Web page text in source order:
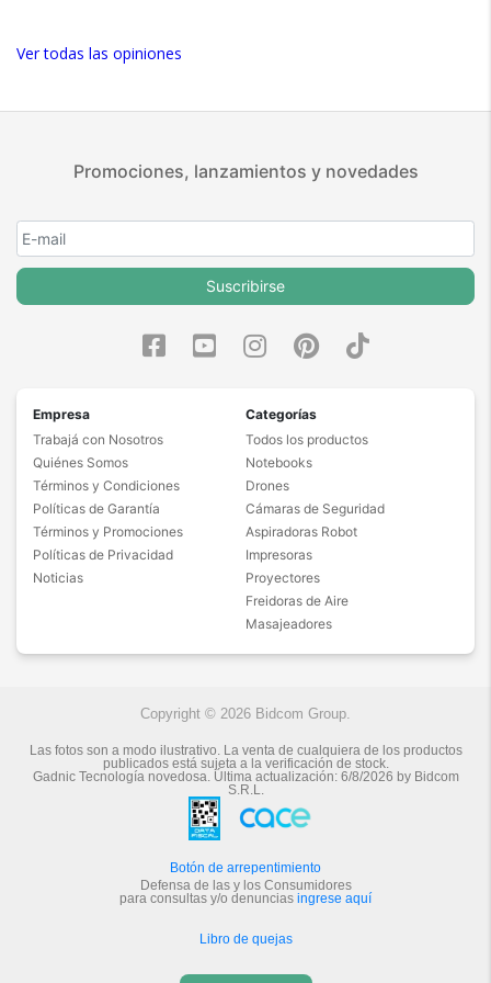
Ver todas las opiniones
Promociones, lanzamientos y novedades
Suscribirse
Empresa
Trabajá con Nosotros
Quiénes Somos
Términos y Condiciones
Políticas de Garantía
Términos y Promociones
Políticas de Privacidad
Noticias
Categorías
Todos los productos
Notebooks
Drones
Cámaras de Seguridad
Aspiradoras Robot
Impresoras
Proyectores
Freidoras de Aire
Masajeadores
Copyright © 2026 Bidcom Group.
Las fotos son a modo ilustrativo. La venta de cualquiera de los productos
publicados está sujeta a la verificación de stock.
Gadnic Tecnología novedosa. Última actualización: 6/8/2026 by Bidcom
S.R.L.
Botón de arrepentimiento
Defensa de las y los Consumidores
para consultas y/o denuncias ingrese aquí
Libro de quejas